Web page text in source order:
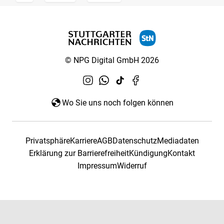
© NPG Digital GmbH 2026
Wo Sie uns noch folgen können
PrivatsphäreKarriereAGBDatenschutzMediadaten
Erklärung zur BarrierefreiheitKündigungKontakt
ImpressumWiderruf